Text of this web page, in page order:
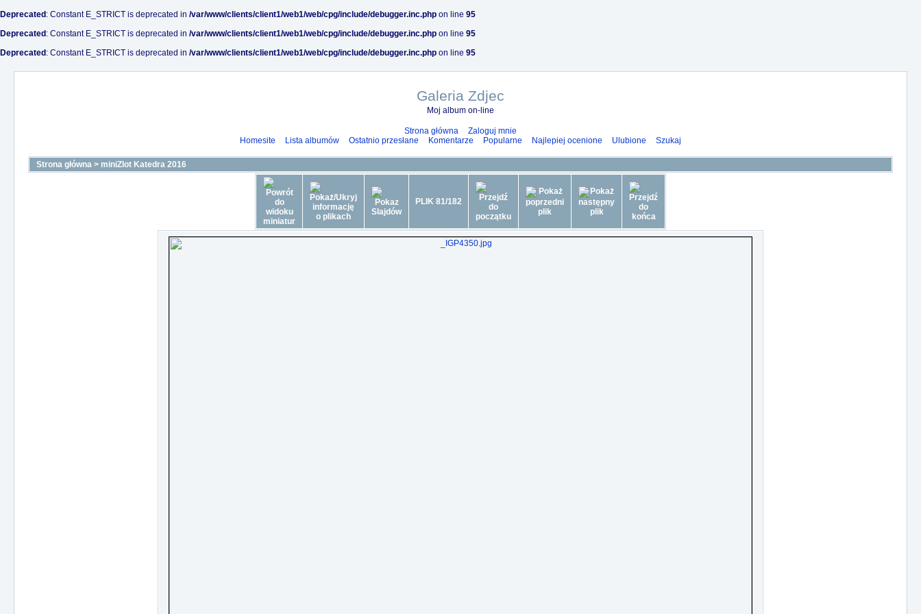
Deprecated : Constant E_STRICT is deprecated in /var/www/clients/client1/web1/web/cpg/include/debugger.inc.php on line 95
Deprecated : Constant E_STRICT is deprecated in /var/www/clients/client1/web1/web/cpg/include/debugger.inc.php on line 95
Deprecated : Constant E_STRICT is deprecated in /var/www/clients/client1/web1/web/cpg/include/debugger.inc.php on line 95
Galeria Zdjec
Moj album on-line
Strona główna
Zaloguj mnie
Homesite
Lista albumów Ostatnio przesłane Komentarze Popularne Najlepiej ocenione Ulubione Szukaj
Strona główna > miniZlot Katedra 2016
PLIK 81/182